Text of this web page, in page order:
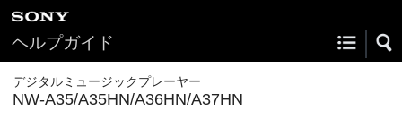
ヘルプガイド
デジタルミュージックプレーヤー
NW-A35/A35HN/A36HN/A37HN